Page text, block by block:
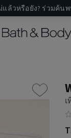
แล้วหรือยัง? ร่วมค้